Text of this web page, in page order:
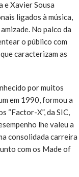
e Xavier Sousa
ligados à música,
No palco da
o público com
caracterizam as
por muitos
em 1990, formou a
“Factor-X”, da SIC,
lhe valeu a
consolidada carreira
com os Made of